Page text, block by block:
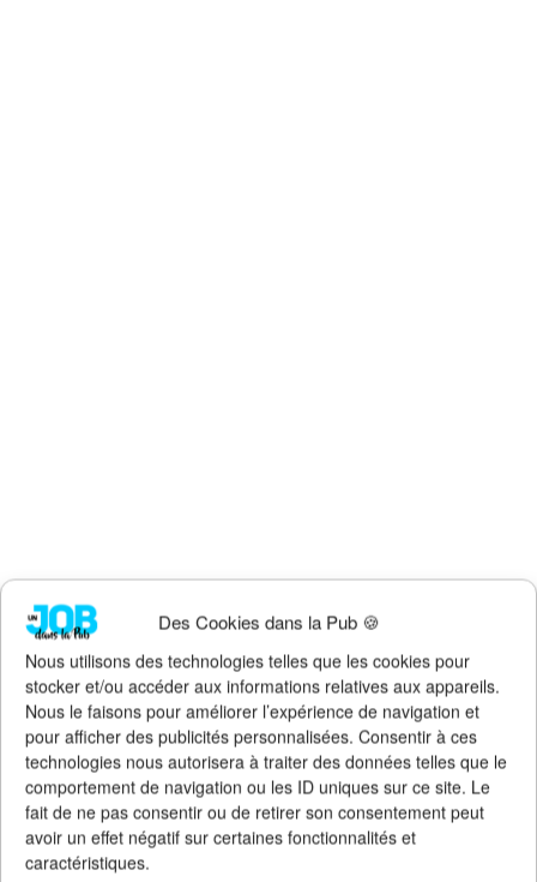
Des Cookies dans la Pub 🍪
Nous utilisons des technologies telles que les cookies pour
stocker et/ou accéder aux informations relatives aux appareils.
Nous le faisons pour améliorer l’expérience de navigation et
pour afficher des publicités personnalisées. Consentir à ces
technologies nous autorisera à traiter des données telles que le
comportement de navigation ou les ID uniques sur ce site. Le
fait de ne pas consentir ou de retirer son consentement peut
avoir un effet négatif sur certaines fonctionnalités et
caractéristiques.
Faites un don !
Pour qu'Un Job dans la Pubcontinue d'exister, de s'améliorer et
de rester 100% gratuit + illimité,soutenez le site via Tipeee
Suivez l'actualité de l'emploi dans la
communication sur :
>Notre groupe LinkedIn(+14K membres)
>Notre (nouvelle) page LinkedIn(+4K followers)
>Notre page Facebook